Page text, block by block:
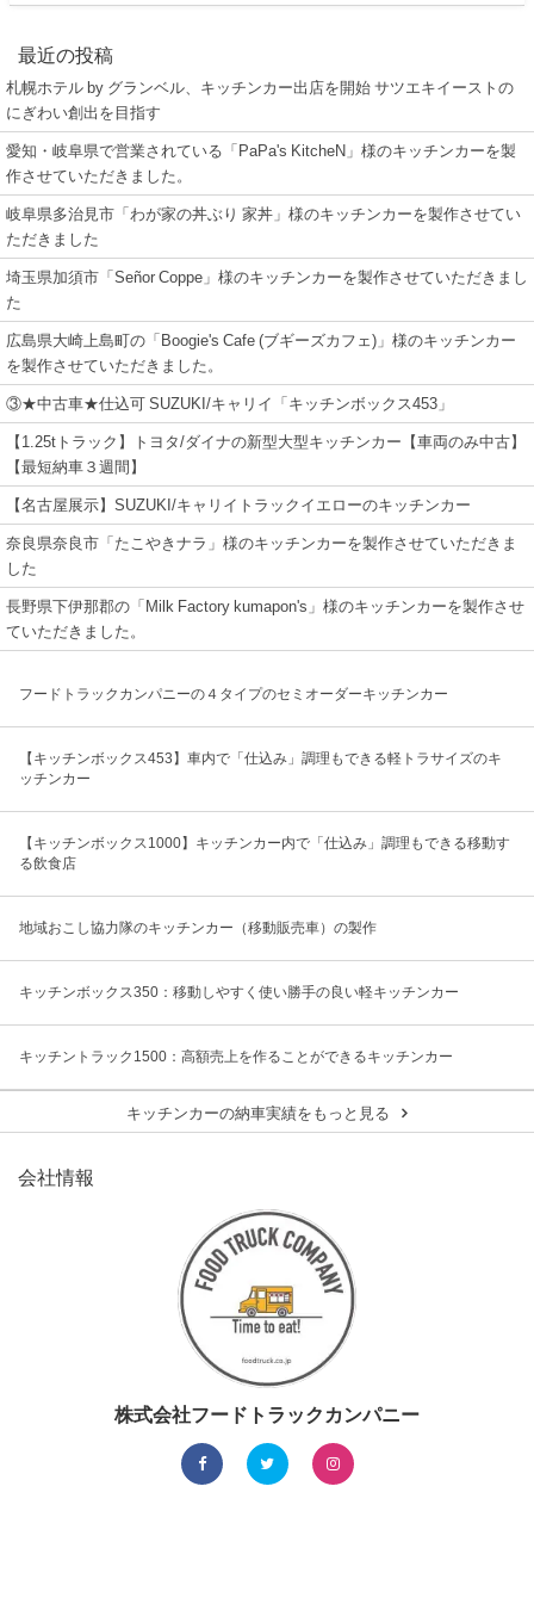
最近の投稿
札幌ホテル by グランベル、キッチンカー出店を開始 サツエキイーストの
にぎわい創出を目指す
愛知・岐阜県で営業されている「PaPa's KitcheN」様のキッチンカーを製
作させていただきました。
岐阜県多治見市「わが家の丼ぶり 家丼」様のキッチンカーを製作させてい
ただきました
埼玉県加須市「Señor Coppe」様のキッチンカーを製作させていただきまし
た
広島県大崎上島町の「Boogie's Cafe (ブギーズカフェ)」様のキッチンカー
を製作させていただきました。
③★中古車★仕込可 SUZUKI/キャリイ「キッチンボックス453」
【1.25tトラック】トヨタ/ダイナの新型大型キッチンカー【車両のみ中古】
【最短納車３週間】
【名古屋展示】SUZUKI/キャリイトラックイエローのキッチンカー
奈良県奈良市「たこやきナラ」様のキッチンカーを製作させていただきま
した
長野県下伊那郡の「Milk Factory kumapon's」様のキッチンカーを製作させ
ていただきました。
フードトラックカンパニーの４タイプのセミオーダーキッチンカー
【キッチンボックス453】車内で「仕込み」調理もできる軽トラサイズのキ
ッチンカー
【キッチンボックス1000】キッチンカー内で「仕込み」調理もできる移動す
る飲食店
地域おこし協力隊のキッチンカー（移動販売車）の製作
キッチンボックス350：移動しやすく使い勝手の良い軽キッチンカー
キッチントラック1500：高額売上を作ることができるキッチンカー
キッチンカーの納車実績をもっと見る
会社情報
株式会社フードトラックカンパニー